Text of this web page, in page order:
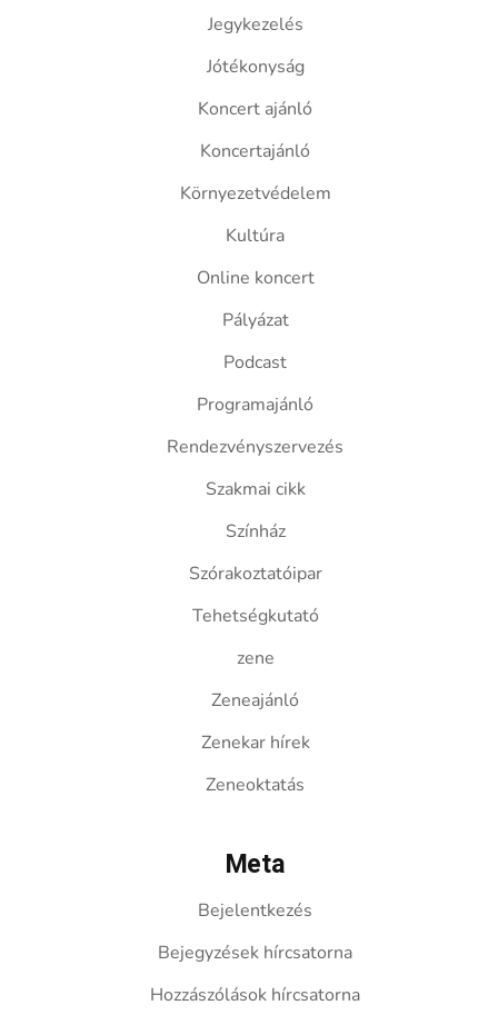
Jegykezelés
Jótékonyság
Koncert ajánló
Koncertajánló
Környezetvédelem
Kultúra
Online koncert
Pályázat
Podcast
Programajánló
Rendezvényszervezés
Szakmai cikk
Színház
Szórakoztatóipar
Tehetségkutató
zene
Zeneajánló
Zenekar hírek
Zeneoktatás
Meta
Bejelentkezés
Bejegyzések hírcsatorna
Hozzászólások hírcsatorna